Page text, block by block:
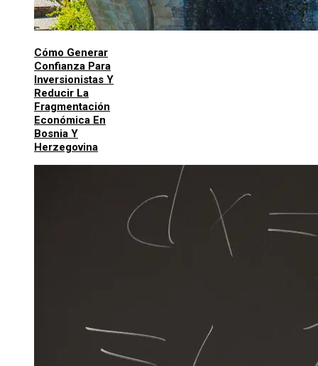
Cómo Generar
Confianza Para
Inversionistas Y
Reducir La
Fragmentación
Económica En
Bosnia Y
Herzegovina